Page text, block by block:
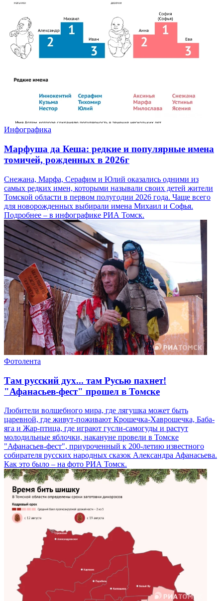
Инфографика
Марфуша да Кеша: редкие и популярные имена
томичей, рожденных в 2026г
Снежана, Марфа, Серафим и Юлий оказались одними из
самых редких имен, которыми называли своих детей жители
Томской области в первом полугодии 2026 года. Чаще всего
для новорожденных выбирали имена Михаил и Софья.
Подробнее – в инфографике РИА Томск.
Фотолента
Там русский дух... там Русью пахнет!
"Афанасьев-фест" прошел в Томске
Любители волшебного мира, где лягушка может быть
царевной, где живут-поживают Крошечка-Хаврошечка, Баба-
яга и Жар-птица, где играют гусли-самогуды и растут
молодильные яблочки, накануне провели в Томске
"Афанасьев-фест", приуроченный к 200-летию известного
собирателя русских народных сказок Александра Афанасьева.
Как это было – на фото РИА Томск.